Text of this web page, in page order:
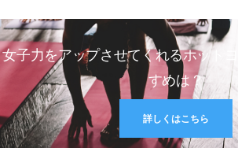
女子力をアップさせてくれるホット
すめは？
詳しくはこちら